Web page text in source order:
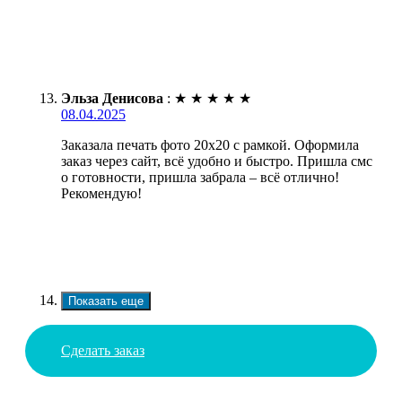
Эльза Денисова : ★ ★ ★ ★ ★
08.04.2025
Заказала печать фото 20х20 с рамкой. Оформила
заказ через сайт, всё удобно и быстро. Пришла смс
о готовности, пришла забрала – всё отлично!
Рекомендую!
Показать еще
Сделать заказ